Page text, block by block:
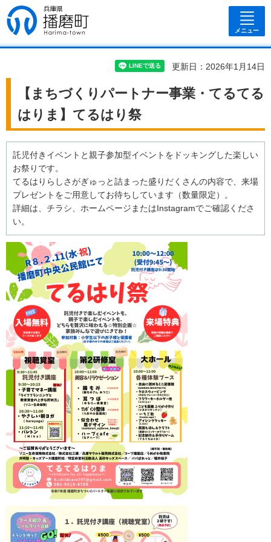
兵庫県 播磨
町
メニュー
更新日：2026年1月14日
【まちづくりパートナー事業・てるてる
はりま】てるはり祭
託児付きイベントと親子参加型イベントをドッキングした楽しい
お祭りです。
てるはりらしさがぎゅっと詰まった盛りだくさんの内容で、来場
プレゼントをご用意してお待ちしています（数量限定）。
詳細は、チラシ、ホームページまたはInstagramでご確認くださ
い。